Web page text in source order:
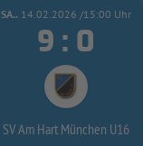
SA.. 14.02.2026 /15:00 Uhr
 : 
SV Am Hart München U16